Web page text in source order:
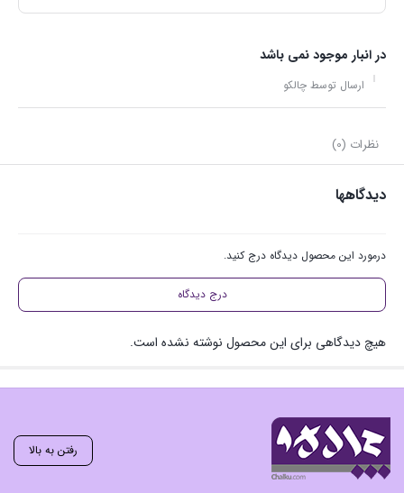
در انبار موجود نمی باشد
ارسال توسط چالکو
نظرات (0)
دیدگاهها
درمورد این محصول دیدگاه درج کنید.
درج دیدگاه
هیچ دیدگاهی برای این محصول نوشته نشده است.
رفتن به بالا